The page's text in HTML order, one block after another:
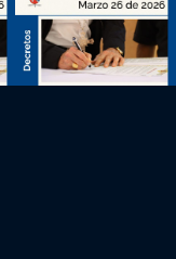
Decreto
025 de
2026